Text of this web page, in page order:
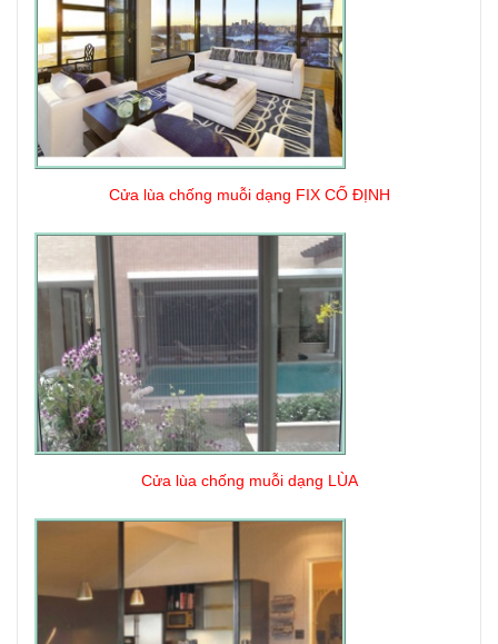
Cửa lùa chống muỗi dạng FIX CỐ ĐỊNH
Cửa lùa chống muỗi dạng LÙA